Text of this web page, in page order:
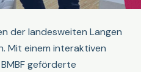
der landesweiten Langen
Mit einem interaktiven
geförderte